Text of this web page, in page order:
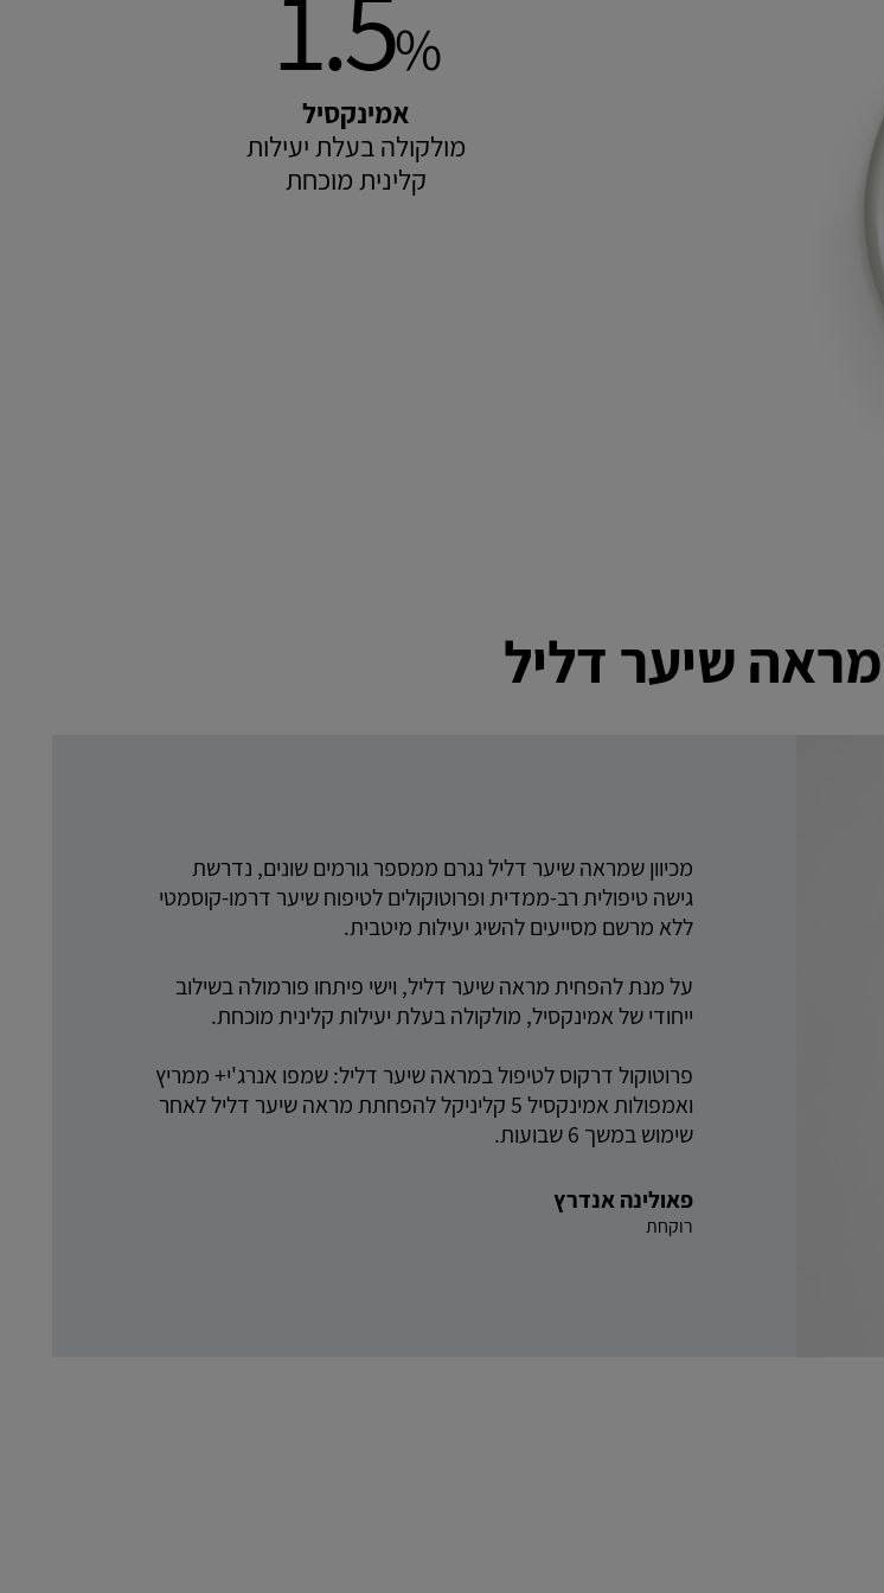
%
אמינקסיל
מולקולה בעלת יעילות
קלינית מוכחת
​מכיוון שמראה שיער דליל נגרם ממספר גורמים שונים, נדרשת
גישה טיפולית רב-ממדית ופרוטוקולים לטיפוח שיער דרמו-קוסמטי
ללא מרשם מסייעים להשיג יעילות מיטבית.
על מנת להפחית מראה שיער דליל, וישי פיתחו פורמולה בשילוב
ייחודי של אמינקסיל, מולקולה בעלת יעילות קלינית מוכחת.
פרוטוקול דרקוס לטיפול במראה שיער דליל: שמפו אנרג'י+ ממריץ
ואמפולות אמינקסיל 5 קליניקל להפחתת מראה שיער דליל לאחר
שימוש במשך 6 שבועות.
פאולינה אנדרץ
רוקחת